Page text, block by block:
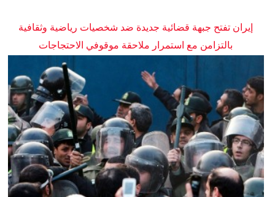
إيران تفتح جبهة قضائية جديدة ضد شخصيات رياضية وثقافية
بالتزامن مع استمرار ملاحقة موقوفي الاحتجاجات